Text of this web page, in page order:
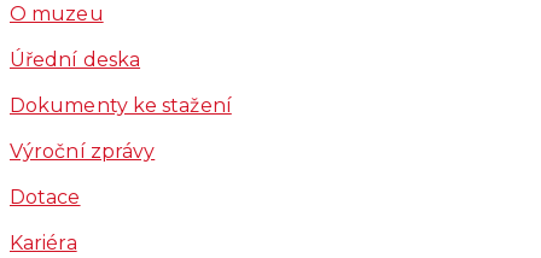
O muzeu
Úřední deska
Dokumenty ke stažení
Výroční zprávy
Dotace
Kariéra